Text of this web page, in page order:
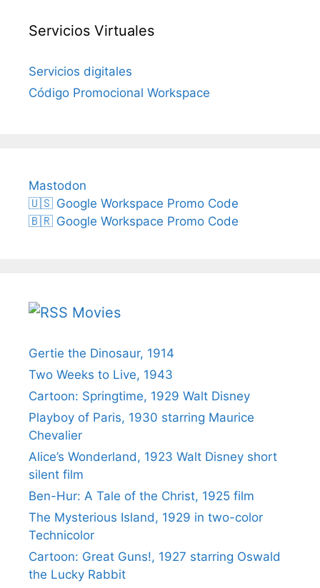
Servicios Virtuales
Servicios digitales
Código Promocional Workspace
Mastodon
🇺🇸 Google Workspace Promo Code
🇧🇷 Google Workspace Promo Code
Movies
Gertie the Dinosaur, 1914
Two Weeks to Live, 1943
Cartoon: Springtime, 1929 Walt Disney
Playboy of Paris, 1930 starring Maurice
Chevalier
Alice’s Wonderland, 1923 Walt Disney short
silent film
Ben-Hur: A Tale of the Christ, 1925 film
The Mysterious Island, 1929 in two-color
Technicolor
Cartoon: Great Guns!, 1927 starring Oswald
the Lucky Rabbit